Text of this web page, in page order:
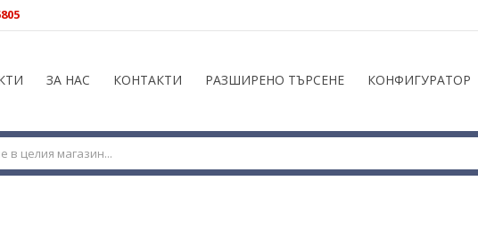
ЗА НАС КОНТАКТИ РАЗШИРЕНО ТЪРСЕНЕ КОНФИГУРАТОР